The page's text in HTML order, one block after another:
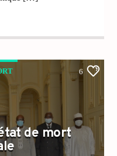
6
de mort